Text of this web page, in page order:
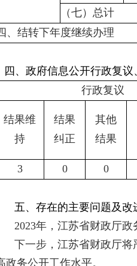
（七）总计
、结转下年度继续办理
四、政府信息公开行政复议
行政复议
结果维
持
结果
纠正
其他
结果
3 0 0
五、存在的主要问题及改
2023年，江苏省财政厅
下一步，江苏省财政厅
政务公开工作水平。